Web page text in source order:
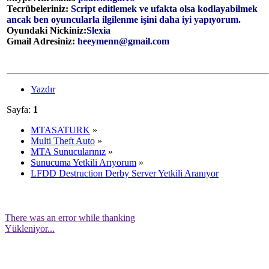
Tecrübeleriniz: Script editlemek ve ufakta olsa kodlayabilmek
ancak ben oyuncularla ilgilenme işini daha iyi yapıyorum.
Oyundaki Nickiniz:Slexia
Gmail Adresiniz: heeymenn@gmail.com
Yazdır
Sayfa: 1
MTASATURK »
Multi Theft Auto »
MTA Sunucularınız »
Sunucuma Yetkili Arıyorum »
LFDD Destruction Derby Server Yetkili Aranıyor
There was an error while thanking
Yükleniyor...